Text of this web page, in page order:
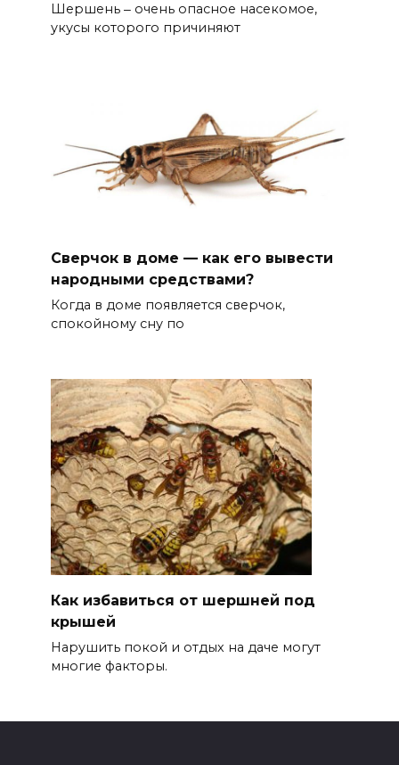
Шершень ‒ очень опасное насекомое,
укусы которого причиняют
Сверчок в доме — как его вывести
народными средствами?
Когда в доме появляется сверчок,
спокойному сну по
Как избавиться от шершней под
крышей
Нарушить покой и отдых на даче могут
многие факторы.